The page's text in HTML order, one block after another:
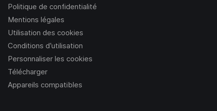
Politique de confidentialité
Mentions légales
Utilisation des cookies
Conditions d’utilisation
Personnaliser les cookies
Télécharger
Appareils compatibles